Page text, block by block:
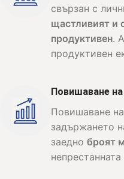
свързан с
щастливият и
продуктивен.
продуктивен
Повишаване
Повишаване
задържането
заедно броят